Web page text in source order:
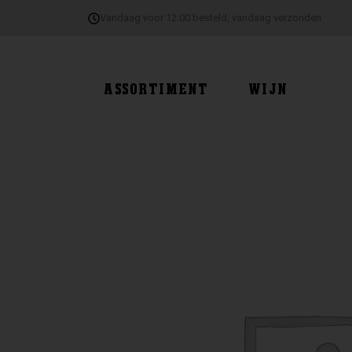
ASSORTIMENT WIJN